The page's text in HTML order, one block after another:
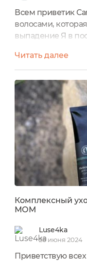
Всем приветик
волосами,
выпадение Я в
укрепить и
РОСТ более
протяжении 2-х
сывороткой
роста волосот
косметики
Читать далее
Комплексный
МОМ
Luse4ka
26 июня 2024
Приветствую